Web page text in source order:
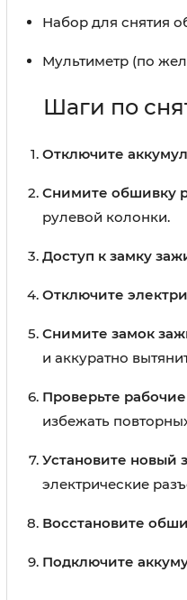
Набор для снятия
Мультиметр (по
Шаги по
Отключите
Снимите обшивку
рулевой колонки.
Доступ к замку
Отключите
Снимите замок
и аккуратно
Проверьте
избежать
Установите новый
электрические
Восстановите
Подключите